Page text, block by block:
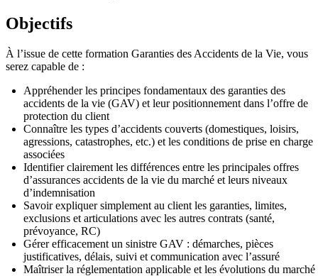
Objectifs
À l’issue de cette formation Garanties des Accidents de la Vie, vous
serez capable de :
Appréhender les principes fondamentaux des garanties des
accidents de la vie (GAV) et leur positionnement dans l’offre de
protection du client
Connaître les types d’accidents couverts (domestiques, loisirs,
agressions, catastrophes, etc.) et les conditions de prise en charge
associées
Identifier clairement les différences entre les principales offres
d’assurances accidents de la vie du marché et leurs niveaux
d’indemnisation
Savoir expliquer simplement au client les garanties, limites,
exclusions et articulations avec les autres contrats (santé,
prévoyance, RC)
Gérer efficacement un sinistre GAV : démarches, pièces
justificatives, délais, suivi et communication avec l’assuré
Maîtriser la réglementation applicable et les évolutions du marché